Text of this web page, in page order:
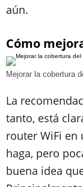
aún.
Cómo
Mejorar la cobertura
La
tanto, está
router WiFi en
haga, pero
buena idea